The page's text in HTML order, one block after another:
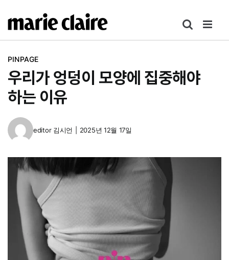
텐
PINPAGE
우리가 엉덩이 모양에 집중해야
하는 이유
editor 김시언 2025년 12월 17일